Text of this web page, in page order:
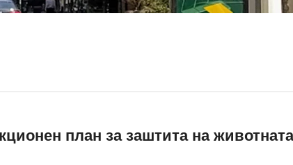
план за заштита на